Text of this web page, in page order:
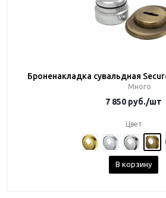
Броненакладка сувальдная
Много
7 850 руб./шт
Цвет
В корзину